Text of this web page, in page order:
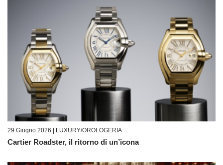
29 Giugno 2026 | LUXURY/OROLOGERIA
Cartier Roadster, il ritorno di un’icona